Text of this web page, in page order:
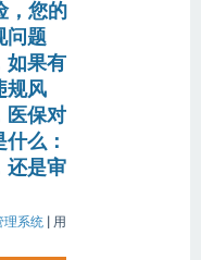
，您的
问题
如果有
规风
医保对
么：
还是审
理系统
用